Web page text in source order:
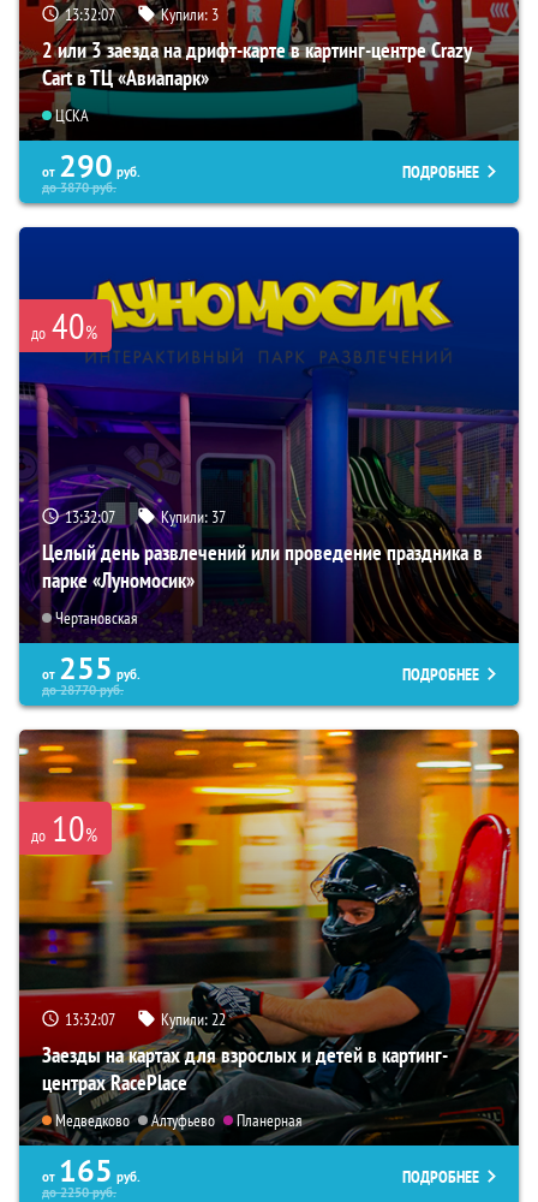
13:32:05 Купили: 3
2 или 3 заезда на дрифт-карте в картинг-центре Crazy
Cart в ТЦ «Авиапарк»
ЦСКА
от 290 руб.
до3870руб.
ПОДРОБНЕЕ
до 40%
13:32:05 Купили: 37
Целый день развлечений или проведение праздника в
парке «Луномосик»
Чертановская
от 255 руб.
до28770руб.
ПОДРОБНЕЕ
до 10%
13:32:05 Купили:22
Заезды на картах для взрослых и детей в картинг-
центрах RacePlace
Медведково Алтуфьево Планерная
от 165 руб.
до2250руб.
ПОДРОБНЕЕ